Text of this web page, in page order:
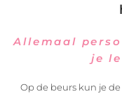
Allemaal
je
Op de beurs kun je